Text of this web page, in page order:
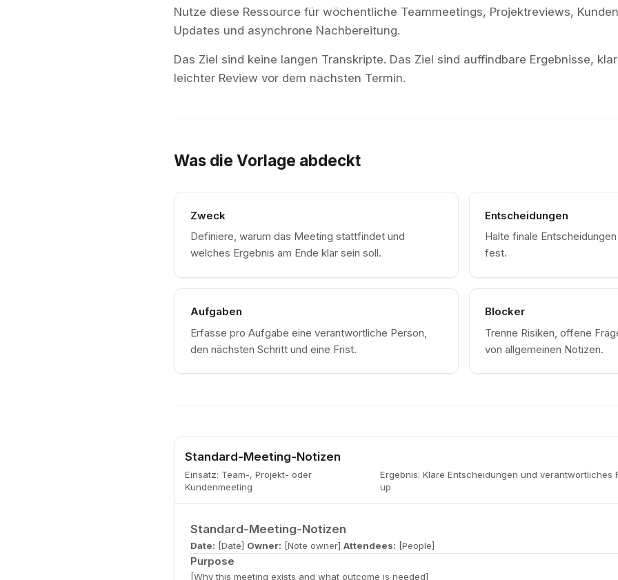
Nutze diese Ressource für wöchentliche Teammeetings, Projektreviews,
Updates und asynchrone Nachbereitung.
Das Ziel sind keine langen Transkripte. Das Ziel sind auffindbare Ergebnisse,
leichter Review vor dem nächsten Termin.
Was die Vorlage abdeckt
Zweck
Definiere, warum das Meeting stattfindet und
welches Ergebnis am Ende klar sein soll.
Entscheidungen
Halte finale
fest.
Aufgaben
Erfasse pro Aufgabe eine verantwortliche Person,
den nächsten Schritt und eine Frist.
Blocker
Trenne Risiken, offene
von allgemeinen Notizen.
Standard-Meeting-Notizen
Einsatz: Team-, Projekt- oder
Kundenmeeting
Ergebnis: Klare Entscheidungen und verantwortliches
up
Standard-Meeting-Notizen
Date: [Date] Owner: [Note owner] Attendees: [People]
Purpose
[Why this meeting exists and what outcome is needed]